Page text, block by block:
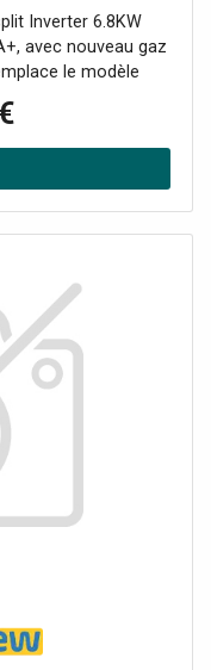
Inverter 6.8KW
avec nouveau gaz
le modèle
(AS68PDAHRA
-
HE) Commande
le climatiseur